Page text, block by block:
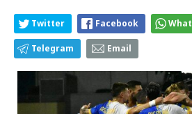
Twitter Facebook
Telegram Email